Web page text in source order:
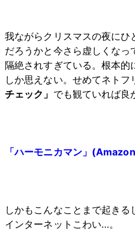
我ながらクリスマスの夜に
だろうかと今さら虚しくなっ
隔絶されすぎている。根本的
しか思えない。せめてネトフ
チェック」 でも観ていれば良
「ハーモニカマン」
しかもこんなことまで起きる
インターネットこわい…。